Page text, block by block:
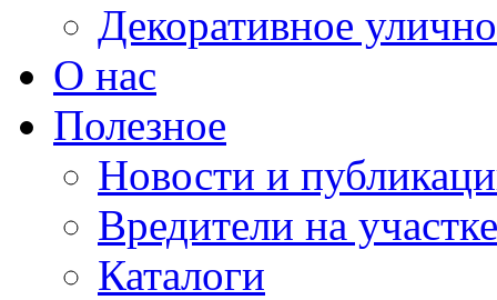
Декоративное
О нас
Полезное
Новости и
Вредители на участке
Каталоги